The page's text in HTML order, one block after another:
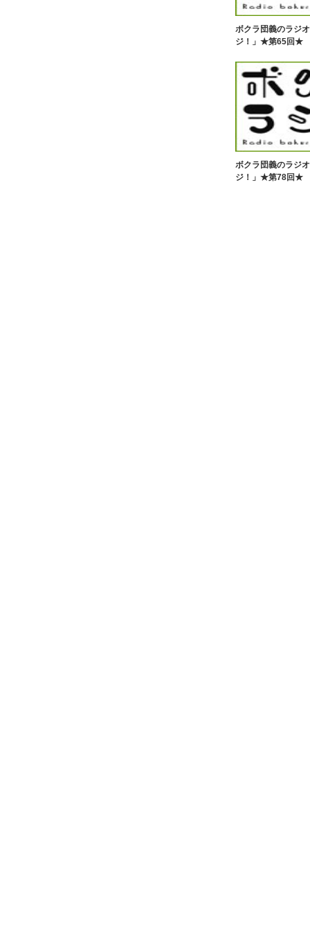
ボクラ団義のラジ
ジ！」★第65回★
ボクラ団義のラジ
ジ！」★第78回★